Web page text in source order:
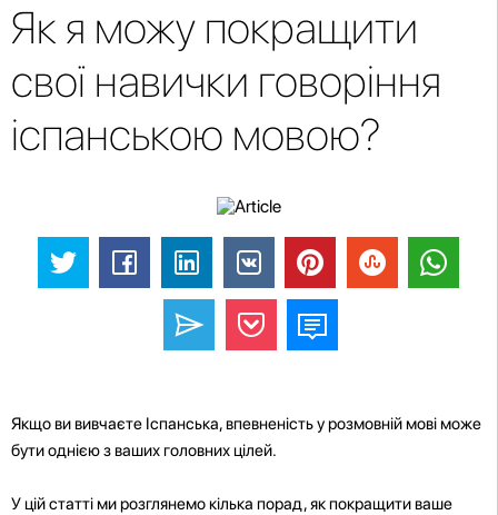
Як я можу покращити
свої навички говоріння
іспанською мовою?
Якщо ви вивчаєте Іспанська, впевненість у розмовній мові може
бути однією з ваших головних цілей.
У цій статті ми розглянемо кілька порад, як покращити ваше